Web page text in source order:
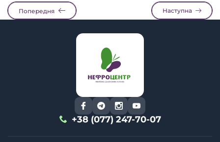
Попередня Наступна
+38 (077) 247-70-07